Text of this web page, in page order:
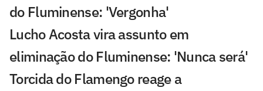
do Fluminense: 'Vergonha'
Lucho Acosta vira assunto em
eliminação do Fluminense: 'Nunca será'
Torcida do Flamengo reage a